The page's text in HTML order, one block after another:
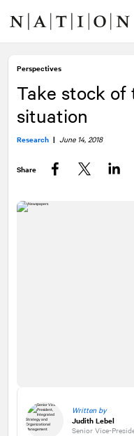
content
navigation
Perspectives
Take stock of
situation
Research | June 14, 2018
Share
Written by
Judith Lebel
Senior Vice-